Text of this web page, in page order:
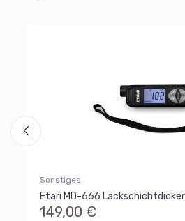
Sonstiges
Etari MD-666
149,00 €